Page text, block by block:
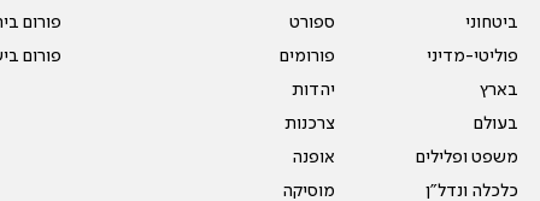
ביטחוני
פוליטי-מדיני
בארץ
בעולם
משפט ופלילים
כלכלה ונדל"ן
ספורט
פורומים
יהדות
צרכנות
אופנה
מוסיקה
פורום
פורום